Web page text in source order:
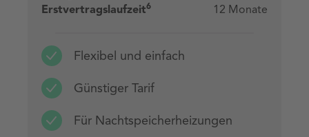
Erstvertragslaufzeit6 12 Monate
Flexibel und einfach
Günstiger Tarif
Für Nachtspeicherheizungen